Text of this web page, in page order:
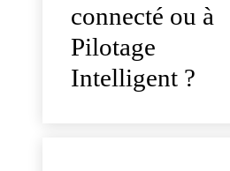
connecté ou à
Pilotage
Intelligent ?